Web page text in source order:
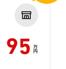
95 万
円